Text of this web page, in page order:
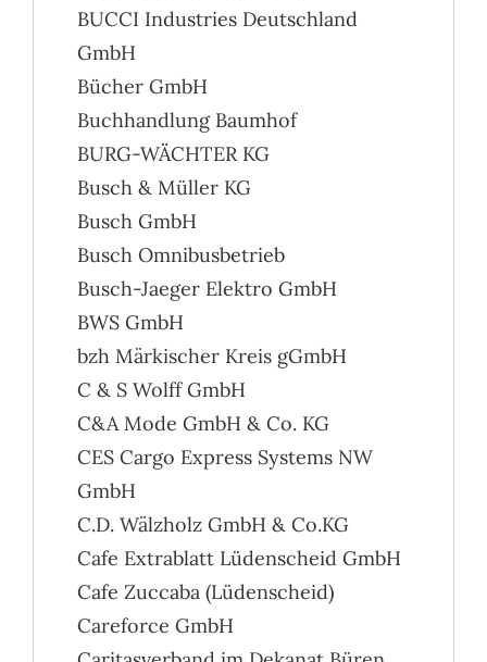
BUCCI Industries Deutschland
GmbH
Bücher GmbH
Buchhandlung Baumhof
BURG-WÄCHTER KG
Busch & Müller KG
Busch GmbH
Busch Omnibusbetrieb
Busch-Jaeger Elektro GmbH
BWS GmbH
bzh Märkischer Kreis gGmbH
C & S Wolff GmbH
C&A Mode GmbH & Co. KG
CES Cargo Express Systems NW
GmbH
C.D. Wälzholz GmbH & Co.KG
Cafe Extrablatt Lüdenscheid GmbH
Cafe Zuccaba (Lüdenscheid)
Careforce GmbH